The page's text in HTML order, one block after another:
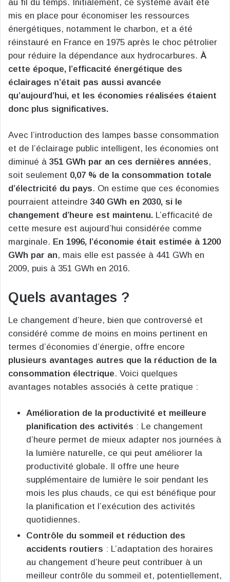
au fil du temps. Initialement, ce système avait été
mis en place pour économiser les ressources
énergétiques, notamment le charbon, et a été
réinstauré en France en 1975 après le choc pétrolier
pour réduire la dépendance aux hydrocarbures. À
cette époque, l’efficacité énergétique des
éclairages n’était pas aussi avancée
qu’aujourd’hui, et les économies réalisées étaient
donc plus significatives​​.
Avec l’introduction des lampes basse consommation
et de l’éclairage public intelligent, les économies ont
diminué à 351 GWh par an ces dernières années,
soit seulement 0,07 % de la consommation totale
d’électricité du pays. On estime que ces économies
pourraient atteindre 340 GWh en 2030, si le
changement d’heure est maintenu​​. L’efficacité de
cette mesure est aujourd’hui considérée comme
marginale. En 1996, l’économie était estimée à 1200
GWh par an, mais elle est passée à 441 GWh en
2009, puis à 351 GWh en 2016.
Quels avantages ?
Le changement d’heure, bien que controversé et
considéré comme de moins en moins pertinent en
termes d’économies d’énergie, offre encore
plusieurs avantages autres que la réduction de la
consommation électrique. Voici quelques
avantages notables associés à cette pratique :
Amélioration de la productivité et meilleure
planification des activités : Le changement
d’heure permet de mieux adapter nos journées à
la lumière naturelle, ce qui peut améliorer la
productivité globale. Il offre une heure
supplémentaire de lumière le soir pendant les
mois les plus chauds, ce qui est bénéfique pour
la planification et l’exécution des activités
quotidiennes​​.
Contrôle du sommeil et réduction des
accidents routiers : L’adaptation des horaires
au changement d’heure peut contribuer à un
meilleur contrôle du sommeil et, potentiellement,